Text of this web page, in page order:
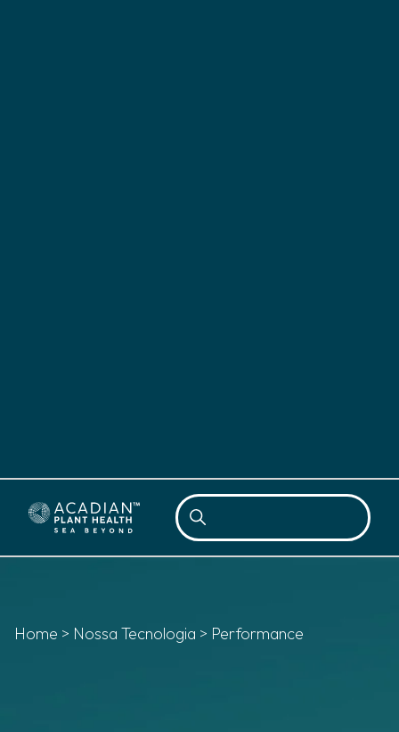
Home > Nossa Tecnologia > Performance